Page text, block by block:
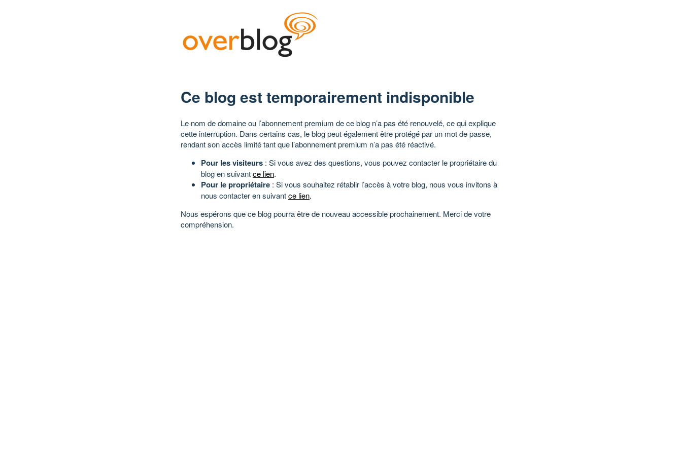
Ce blog est temporairement indisponible
Le nom de domaine ou l’abonnement premium de ce blog n’a pas été renouvelé, ce qui explique
cette interruption. Dans certains cas, le blog peut également être protégé par un mot de passe,
rendant son accès limité tant que l’abonnement premium n’a pas été réactivé.
Pour les visiteurs : Si vous avez des questions, vous pouvez contacter le propriétaire du
blog en suivantce lien.
Pour le propriétaire : Si vous souhaitez rétablir l’accès à votre blog, nous vous invitons à
nous contacter en suivantce lien.
Nous espérons que ce blog pourra être de nouveau accessible prochainement. Merci de votre
compréhension.